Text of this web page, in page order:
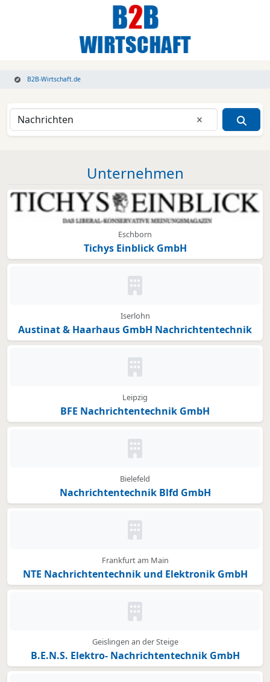
B2B-Wirtschaft.de
Eingabe
Unternehmen
Eschborn
Tichys Einblick GmbH
Kein Bild oder Logo hinterlegt
Iserlohn
Austinat & Haarhaus GmbH Nachrichtentechnik
Kein Bild oder Logo hinterlegt
Leipzig
BFE Nachrichtentechnik GmbH
Kein Bild oder Logo hinterlegt
Bielefeld
Nachrichtentechnik Blfd GmbH
Kein Bild oder Logo hinterlegt
Frankfurt am Main
NTE Nachrichtentechnik und Elektronik GmbH
Kein Bild oder Logo hinterlegt
Geislingen an der Steige
B.E.N.S. Elektro- Nachrichtentechnik GmbH